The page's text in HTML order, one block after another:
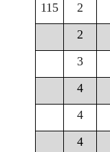
115
2
2
3
4
4
4